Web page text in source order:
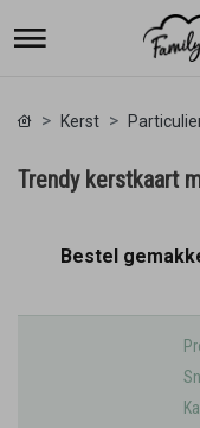
Kerst
Trendy kerstkaart
Bestel